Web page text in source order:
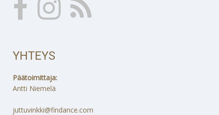
YHTEYS
Päätoimittaja:
Antti Niemelä
juttuvinkki@findance.com